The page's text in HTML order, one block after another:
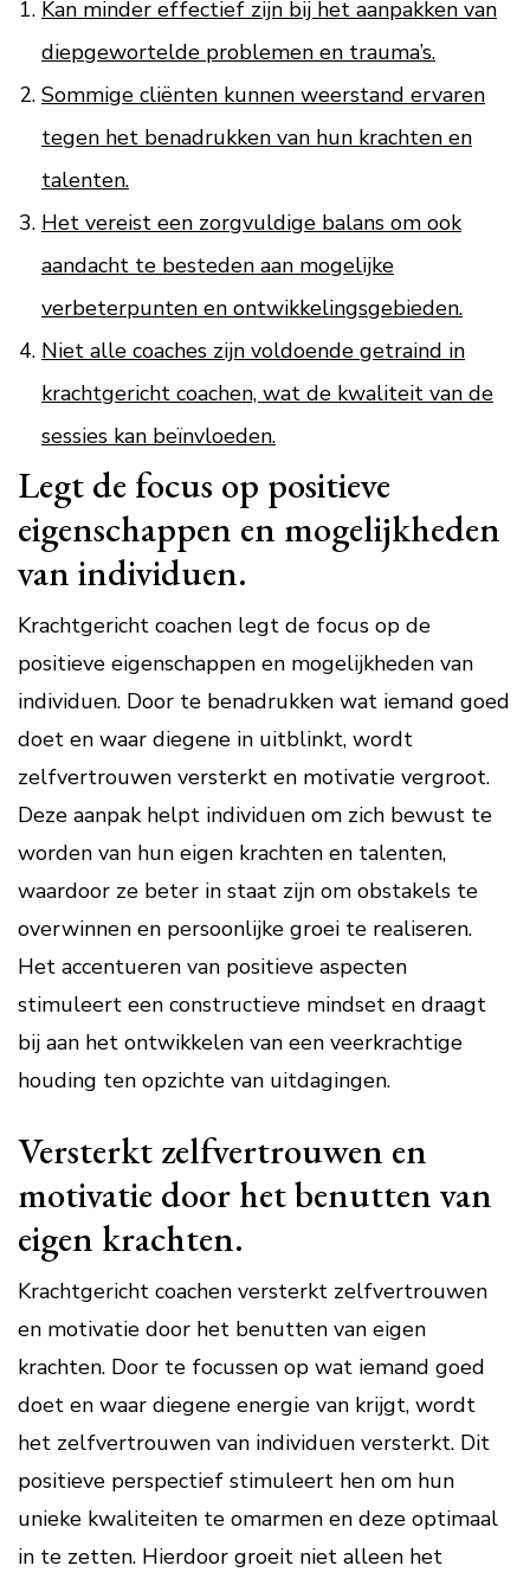
Kan minder effectief zijn bij het aanpakken van
diepgewortelde problemen en trauma’s.
Sommige cliënten kunnen weerstand ervaren
tegen het benadrukken van hun krachten en
talenten.
Het vereist een zorgvuldige balans om ook
aandacht te besteden aan mogelijke
verbeterpunten en ontwikkelingsgebieden.
Niet alle coaches zijn voldoende getraind in
krachtgericht coachen, wat de kwaliteit van de
sessies kan beïnvloeden.
Legt de focus op positieve
eigenschappen en mogelijkheden
van individuen.
Krachtgericht coachen legt de focus op de
positieve eigenschappen en mogelijkheden van
individuen. Door te benadrukken wat iemand goed
doet en waar diegene in uitblinkt, wordt
zelfvertrouwen versterkt en motivatie vergroot.
Deze aanpak helpt individuen om zich bewust te
worden van hun eigen krachten en talenten,
waardoor ze beter in staat zijn om obstakels te
overwinnen en persoonlijke groei te realiseren.
Het accentueren van positieve aspecten
stimuleert een constructieve mindset en draagt
bij aan het ontwikkelen van een veerkrachtige
houding ten opzichte van uitdagingen.
Versterkt zelfvertrouwen en
motivatie door het benutten van
eigen krachten.
Krachtgericht coachen versterkt zelfvertrouwen
en motivatie door het benutten van eigen
krachten. Door te focussen op wat iemand goed
doet en waar diegene energie van krijgt, wordt
het zelfvertrouwen van individuen versterkt. Dit
positieve perspectief stimuleert hen om hun
unieke kwaliteiten te omarmen en deze optimaal
in te zetten. Hierdoor groeit niet alleen het